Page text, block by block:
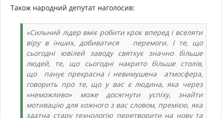
Також народний депутат наголосив:
«Сильний лідер вміє робити крок вперед і вселяти
віру в інших, добиватися перемоги. І те, що
сьогодні ювілей заводу святкує значно більше
людей, те, що сьогодні накрито більше столів,
що панує прекрасна і невимушена атмосфера,
говорить про те, що у вас є людина, яка через
«неможливо» може досягнути успіху, знайти
мотивацію для кожного з вас словом, премією, яка
здатна стару технологію перетворити на нову та